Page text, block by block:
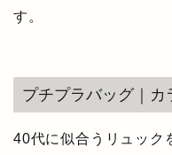
す。
プチプラバッグ｜カ
40代に似合うリュック